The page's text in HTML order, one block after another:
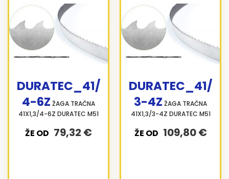
DURATEC_41/
4-6Z ŽAGA TRAČNA
41X1,3/4-6Z DURATEC M51
ŽE OD 79,32 €
DURATEC_41/
3-4Z ŽAGA TRAČNA
41X1,3/3-4Z DURATEC M51
ŽE OD 109,80 €